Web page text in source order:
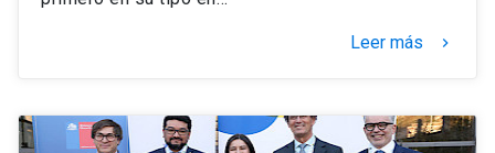
Mi Portal UC launch
Leer más keyboard_arrow_right